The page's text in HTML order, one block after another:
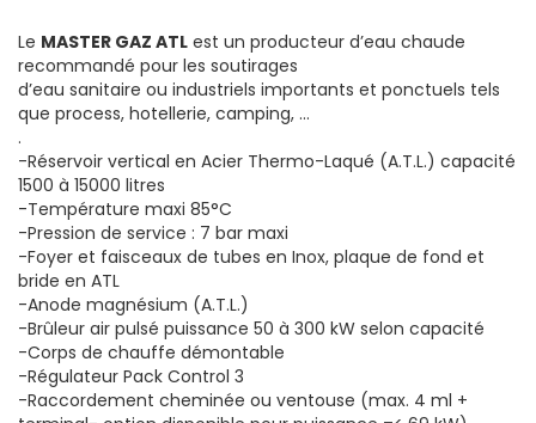
Le MASTER GAZ ATL est un producteur d’eau chaude
recommandé pour les soutirages
d’eau sanitaire ou industriels importants et ponctuels tels
que process, hotellerie, camping, …
.
-Réservoir vertical en Acier Thermo-Laqué (A.T.L.) capacité
1500 à 15000 litres
-Température maxi 85°C
-Pression de service : 7 bar maxi
-Foyer et faisceaux de tubes en Inox, plaque de fond et
bride en ATL
-Anode magnésium (A.T.L.)
-Brûleur air pulsé puissance 50 à 300 kW selon capacité
-Corps de chauffe démontable
-Régulateur Pack Control 3
-Raccordement cheminée ou ventouse (max. 4 ml +